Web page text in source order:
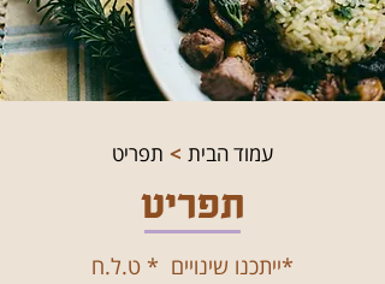
עמוד הבית > תפריט
תפריט
*ייתכנו שינויים * ט.ל.ח